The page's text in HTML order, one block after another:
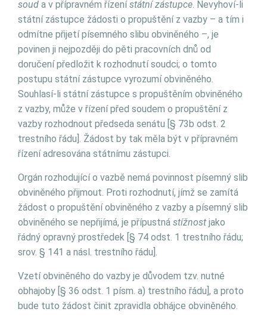
soud a v přípravném řízenístátní zástupce. Nevyhoví-li
státní zástupce žádosti o propuštění z vazby – a tím i
odmítne přijetí písemného slibu obviněného –, je
povinen ji nejpozději do pěti pracovních dnů od
doručení předložit k rozhodnutí soudci; o tomto
postupu státní zástupce vyrozumí obviněného.
Souhlasí-li státní zástupce s propuštěním obviněného
z vazby, může v řízení před soudem o propuštění z
vazby rozhodnout předseda senátu [§ 73b odst. 2
trestního řádu]. Žádost by tak měla být v přípravném
řízení adresována státnímu zástupci.
Orgán rozhodující o vazbě nemá povinnost písemný slib
obviněného přijmout. Proti rozhodnutí, jímž se zamítá
žádost o propuštění obviněného z vazby a písemný slib
obviněného se nepřijímá, je přípustná stížnost jako
řádný opravný prostředek [§ 74 odst. 1 trestního řádu;
srov. § 141 a násl. trestního řádu].
Vzetí obviněného do vazby je důvodem tzv. nutné
obhajoby [§ 36 odst. 1 písm. a) trestního řádu], a proto
bude tuto žádost činit zpravidla obhájce obviněného.